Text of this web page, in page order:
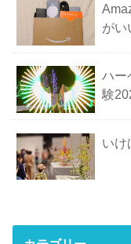
がい
ハー
験
いけ